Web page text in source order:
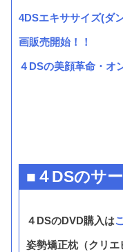
4DSエキササイズ(ダ
画販売開始！！
４DSの美顔革命・オ
■４DSのサ
４DSのDVD購入は
姿勢矯正枕（クリ